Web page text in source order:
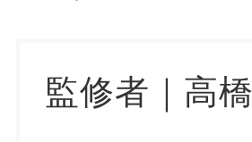
監修者｜高